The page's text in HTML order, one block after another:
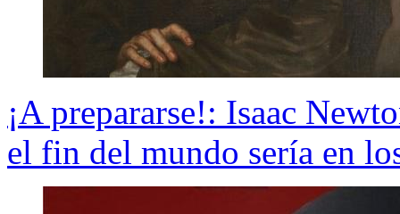
¡A prepararse!: Isaac
el fin del mundo sería en